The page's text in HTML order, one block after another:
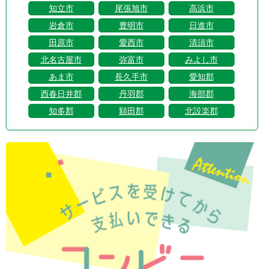
知立市
尾張旭市
高浜市
岩倉市
豊明市
日進市
田原市
愛西市
清須市
北名古屋市
弥富市
みよし市
あま市
長久手市
愛知郡
西春日井郡
丹羽郡
海部郡
知多郡
額田郡 北設楽郡